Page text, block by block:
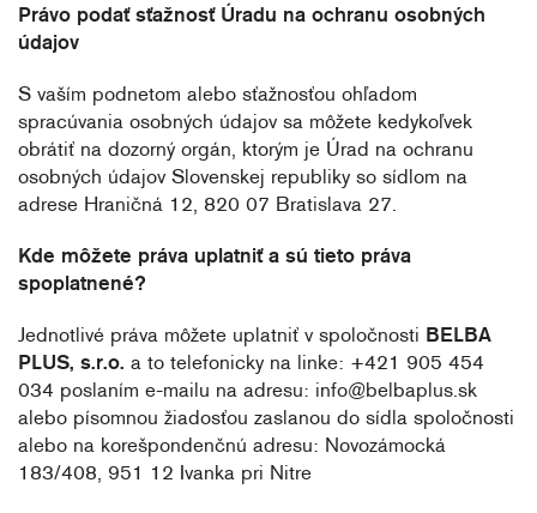
Právo podať sťažnosť Úradu na ochranu osobných
údajov
S vaším podnetom alebo sťažnosťou ohľadom
spracúvania osobných údajov sa môžete kedykoľvek
obrátiť na dozorný orgán, ktorým je Úrad na ochranu
osobných údajov Slovenskej republiky so sídlom na
adrese Hraničná 12, 820 07 Bratislava 27.
Kde môžete práva uplatniť a sú tieto práva
spoplatnené?
Jednotlivé práva môžete uplatniť v spoločnosti BELBA
PLUS, s.r.o. a to telefonicky na linke: +421 905 454
034 poslaním e-mailu na adresu: info@belbaplus.sk
alebo písomnou žiadosťou zaslanou do sídla spoločnosti
alebo na korešpondenčnú adresu: Novozámocká
183/408, 951 12 Ivanka pri Nitre